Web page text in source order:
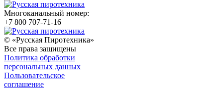
Многоканальный номер:
+7 800 707-71-16
© «Русская Пиротехника»
Все права защищены
Политика обработки
персональных данных
Пользовательское
соглашение